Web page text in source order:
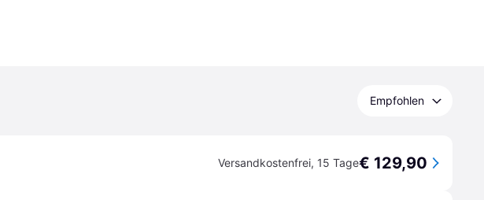
Empfohlen
Versandkostenfrei, 15 Tage€ 129,90